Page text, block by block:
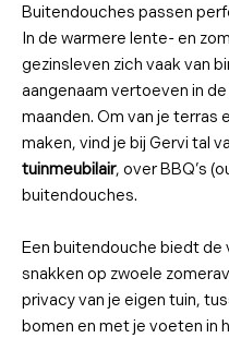
Buitendouches passen
In de warmere lente- en
gezinsleven zich vaak van
aangenaam vertoeven in
maanden. Om van je
maken, vind je bij Gervi tal
tuinmeubilair, over BBQ’s
buitendouches.
Een buitendouche biedt de
snakken op zwoele
privacy van je eigen tuin,
bomen en met je voeten in